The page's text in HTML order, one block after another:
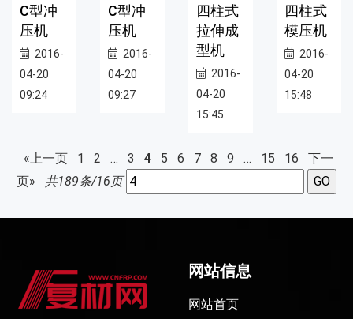
C型冲
压机
2016-
04-20
09:24
C型冲
压机
2016-
04-20
09:27
四柱式
拉伸成
型机
2016-
04-20
15:45
四柱式
模压机
2016-
04-20
15:48
«上一页 1 2 … 3 4 5 6 7 8 9 … 15 16
下一
页»
共189条/16页
网站信息
网站首页